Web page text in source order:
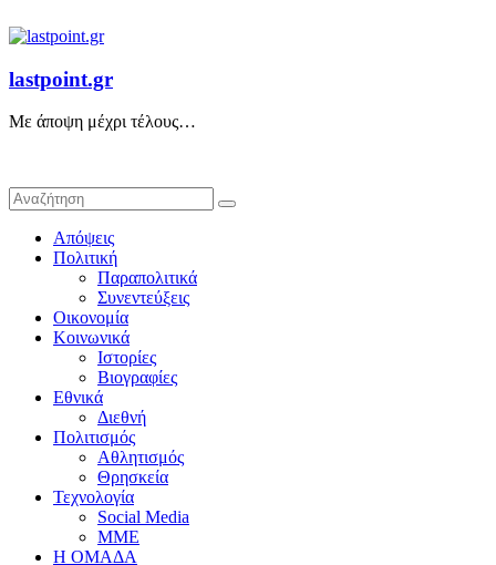
lastpoint.gr
Με άποψη μέχρι τέλους…
Απόψεις
Πολιτική
Παραπολιτικά
Συνεντεύξεις
Οικονομία
Κοινωνικά
Ιστορίες
Βιογραφίες
Εθνικά
Διεθνή
Πολιτισμός
Αθλητισμός
Θρησκεία
Τεχνολογία
Social Media
ΜΜΕ
Η ΟΜΑΔΑ